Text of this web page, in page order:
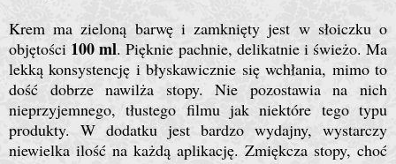
Krem ma zieloną barwę i zamknięty jest w słoiczku o
objętości 100 ml. Pięknie pachnie, delikatnie i świeżo. Ma
lekką konsystencję i błyskawicznie się wchłania, mimo to
dość dobrze nawilża stopy. Nie pozostawia na nich
nieprzyjemnego, tłustego filmu jak niektóre tego typu
produkty. W dodatku jest bardzo wydajny, wystarczy
niewielka ilość na każdą aplikację. Zmiękcza stopy, choć